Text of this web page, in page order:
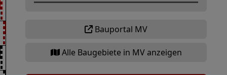
Bauportal MV
Alle Baugebiete in MV anzeigen